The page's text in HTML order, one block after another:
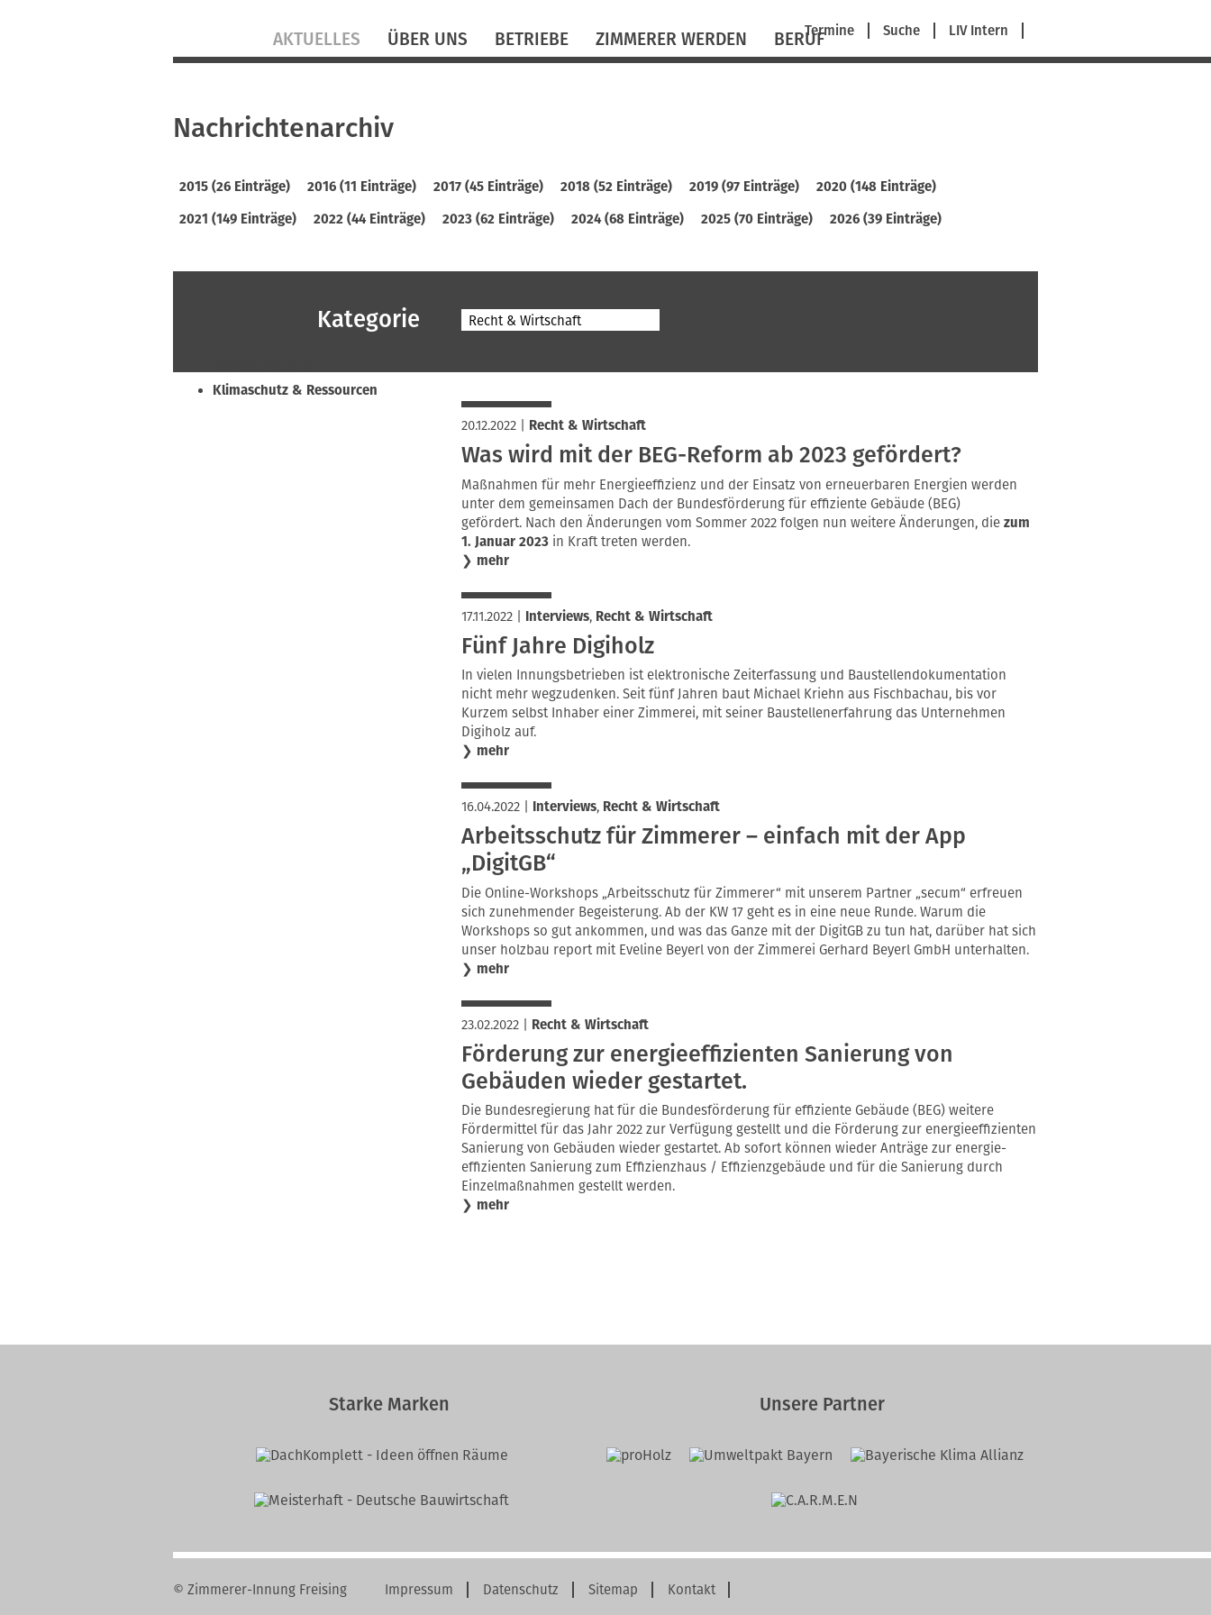
Navigation
überspringen
Termine Suche LIV Intern
überspringen
AKTUELLES ÜBER UNS BETRIEBE ZIMMERER WERDEN BERUF
Nachrichtenarchiv
2015 (26 Einträge) 2016 (11 Einträge) 2017 (45 Einträge) 2018 (52 Einträge) 2019 (97 Einträge)
2020 (148 Einträge)
2021 (149 Einträge)
2022 (44 Einträge) 2023 (62 Einträge) 2024 (68 Einträge) 2025 (70 Einträge) 2026 (39 Einträge)
Kategorie Recht & Wirtschaft
Klimaschutz & Ressourcen
20.12.2022| Recht & Wirtschaft
Was wird mit der BEG-Reform ab 2023 gefördert?
Maßnahmen für mehr Energieeffizienz und der Einsatz von erneuerbaren Energien werden
unter dem gemeinsamen Dach der Bundesförderung für effiziente Gebäude (BEG)
gefördert. Nach den Änderungen vom Sommer 2022 folgen nun weitere Änderungen, die zum
1. Januar 2023in Kraft treten werden.
❯ mehr
17.11.2022| Interviews, Recht & Wirtschaft
Fünf Jahre Digiholz
In vielen Innungsbetrieben ist elektronische Zeiterfassung und Baustellendokumentation
nicht mehr wegzudenken. Seit fünf Jahren baut Michael Kriehn aus Fischbachau, bis vor
Kurzem selbst Inhaber einer Zimmerei, mit seiner Baustellenerfahrung das Unternehmen
Digiholz auf.
❯ mehr
16.04.2022| Interviews, Recht & Wirtschaft
Arbeitsschutz für Zimmerer – einfach mit der App
„DigitGB“
Die Online-Workshops „Arbeitsschutz für Zimmerer“ mit unserem Partner „secum“ erfreuen
sich zunehmender Begeisterung. Ab der KW 17 geht es in eine neue Runde. Warum die
Workshops so gut ankommen, und was das Ganze mit der DigitGB zu tun hat, darüber hat sich
unser holzbau report mit Eveline Beyerl von der Zimmerei Gerhard Beyerl GmbH unterhalten.
❯ mehr
23.02.2022| Recht & Wirtschaft
Förderung zur energieeffizienten Sanierung von
Gebäuden wieder gestartet.
Die Bundesregierung hat für die Bundes­förderung für effiziente Gebäude (BEG) weitere
Förder­mittel für das Jahr 2022 zur Verfügung gestellt und die Förderung zur energieeffizienten
Sanierung von Gebäuden wieder gestartet. Ab sofort können wieder Anträge zur energie­
effizienten Sanierung zum Effizienz­haus / Effizienz­gebäude und für die Sanierung durch
Einzel­maßnahmen gestellt werden.
❯ mehr
Starke Marken Unsere Partner
© Zimmerer-Innung Freising
Navigation
Impressum Datenschutz Sitemap Kontakt